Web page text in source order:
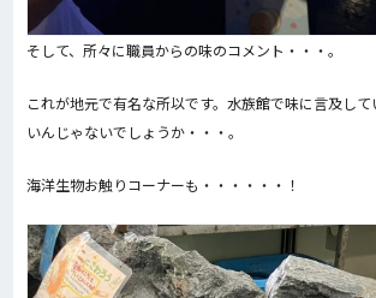
そして、所々に職員からの味のコメント・・・。
これが地元で有名な所以です。水族館で味に言及し
いんじゃないでしょうか・・・。
海洋生物お触りコーナーも・・・・・・！